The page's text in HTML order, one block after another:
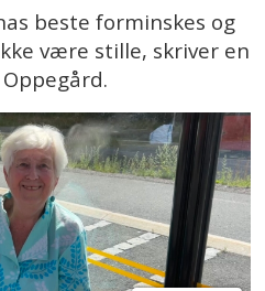
beste forminskes og
være stille, skriver en